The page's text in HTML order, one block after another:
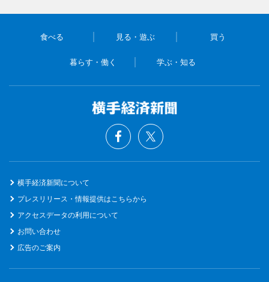
食べる 見る・遊ぶ 買う
暮らす・働く 学ぶ・知る
横手経済新聞について
プレスリリース・情報提供はこちらから
アクセスデータの利用について
お問い合わせ
広告のご案内